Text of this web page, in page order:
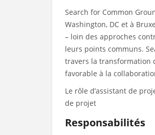
Search for Common
Washington, DC et à
– loin des approches
leurs points communs.
travers la transformation
favorable à la
Le rôle d’assistant de
de projet
Responsabilités